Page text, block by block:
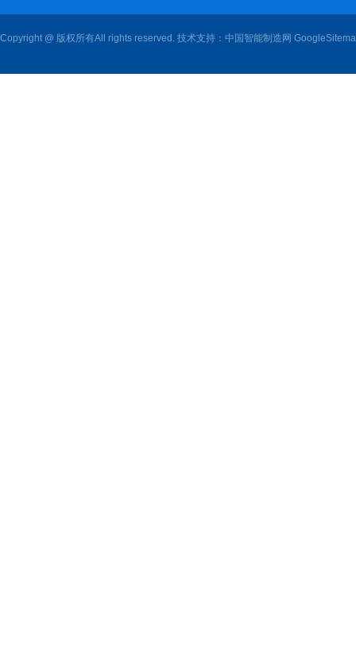
Copyright @ 版权所有All rights reserved. 技术支持： 中国智能制造网